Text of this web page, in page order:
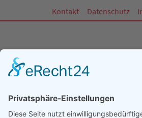
Kontakt Datenschutz